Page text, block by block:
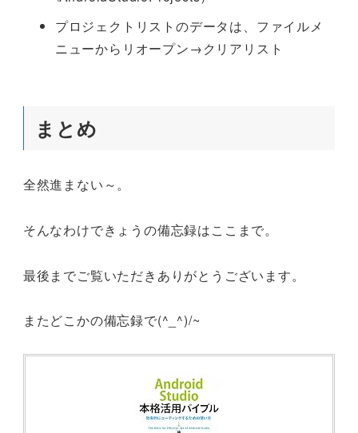
プロジェクトリストのデータは、ファイルメ
ニューからリオープン→クリアリスト
まとめ
全然進まない～。
そんなわけできょうの備忘録はここまで。
最後までご覧いただきありがとうございます。
またどこかの備忘録で(^_^)/~